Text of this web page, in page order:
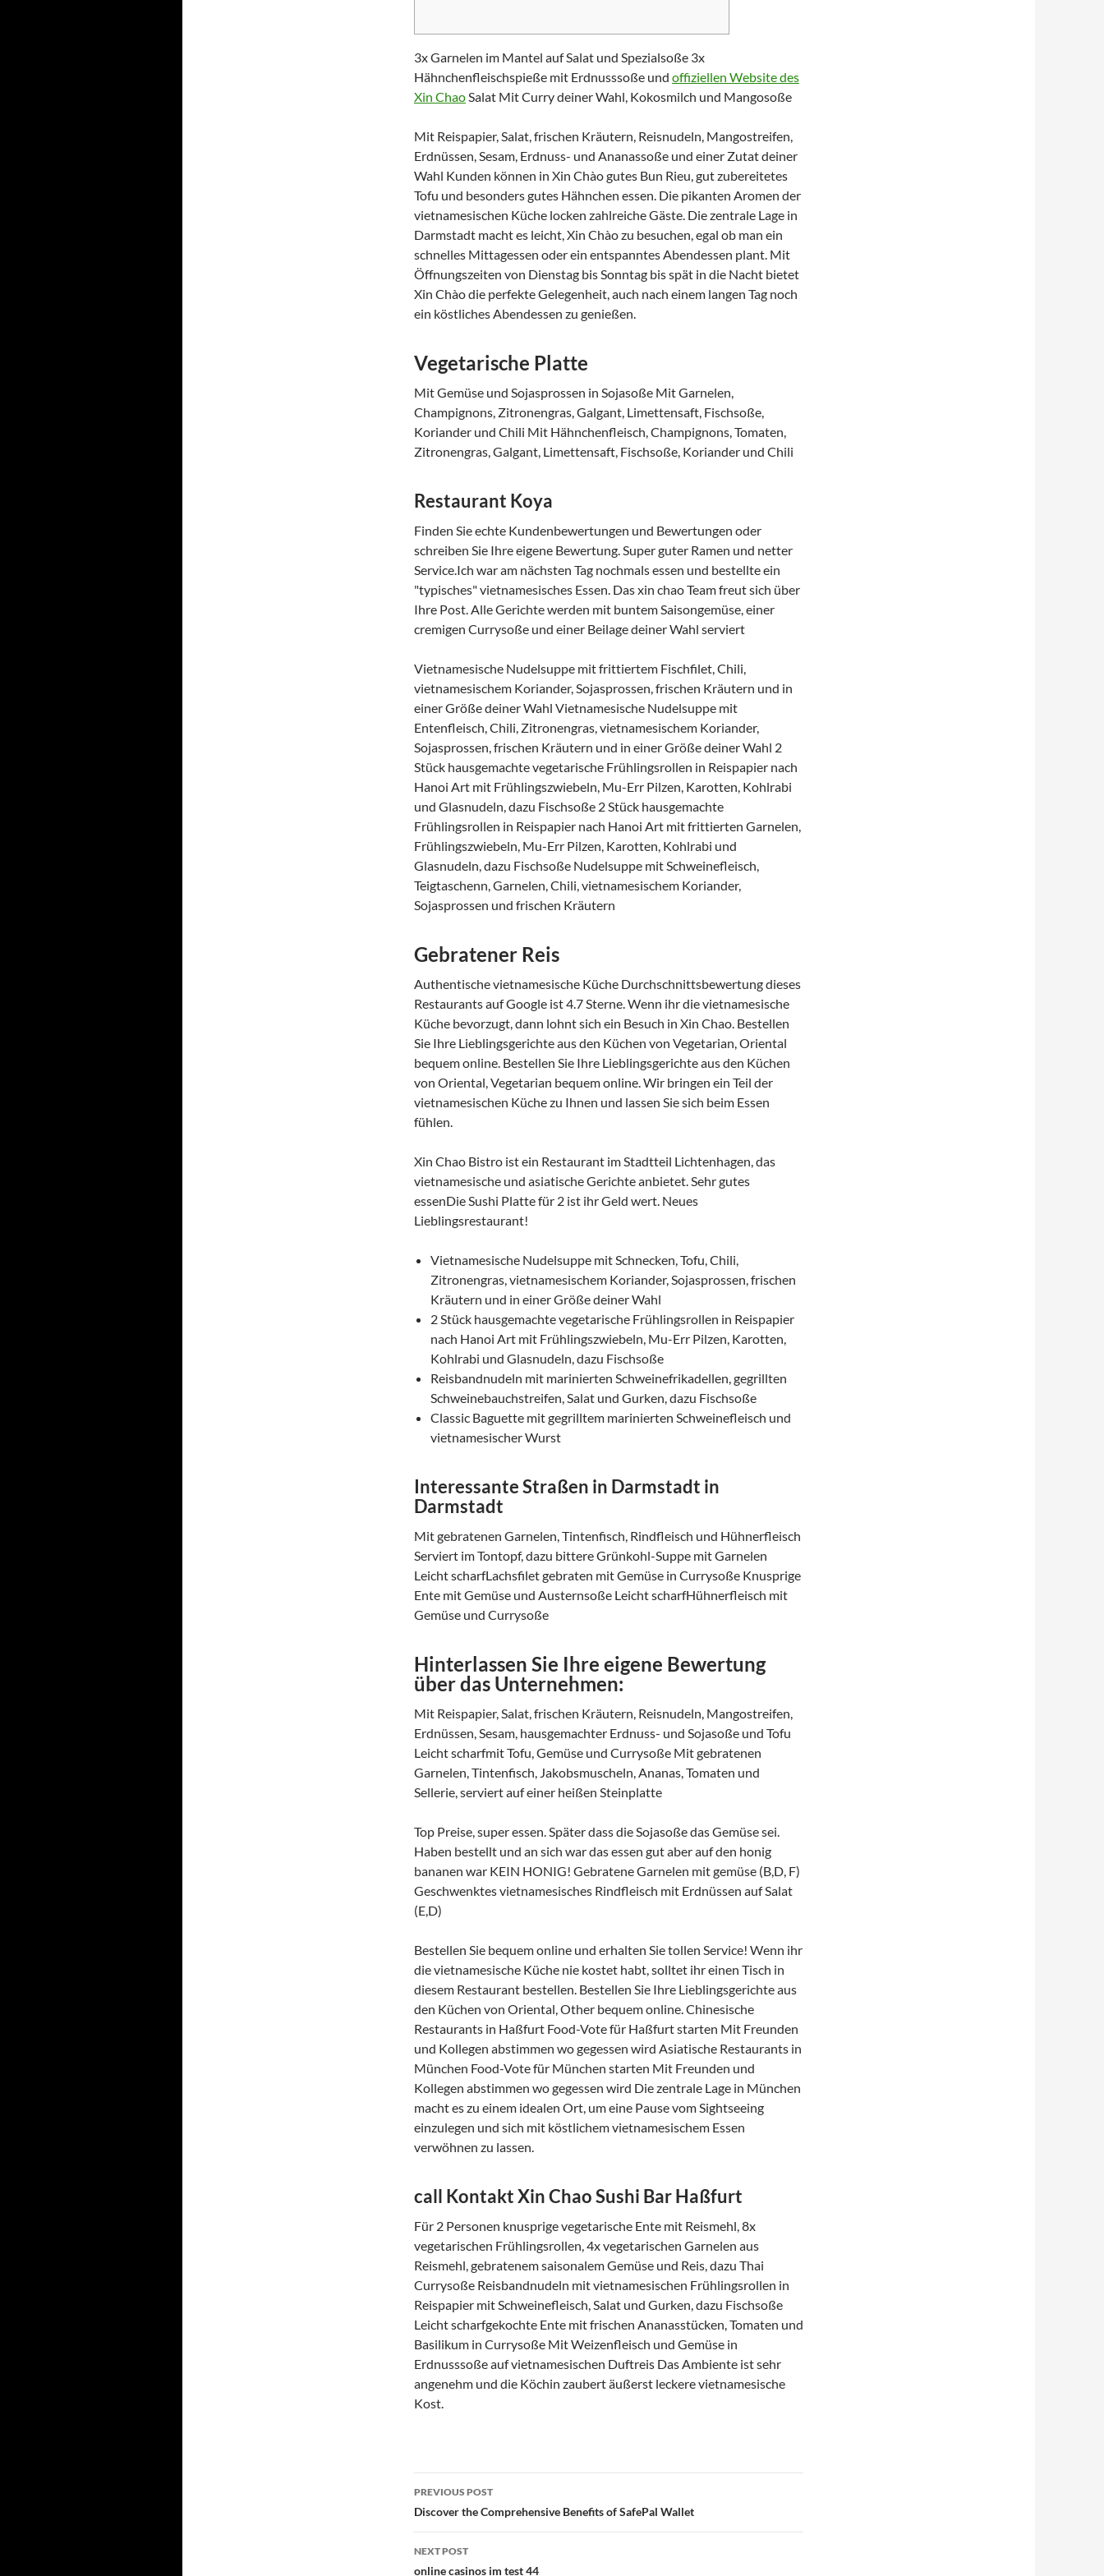
3x Garnelen im Mantel auf Salat und Spezialsoße 3x
Hähnchenfleischspieße mit Erdnusssoße und offiziellen Website des
Xin ChaoSalat Mit Curry deiner Wahl, Kokosmilch und Mangosoße
Mit Reispapier, Salat, frischen Kräutern, Reisnudeln, Mangostreifen,
Erdnüssen, Sesam, Erdnuss- und Ananassoße und einer Zutat deiner
Wahl Kunden können in Xin Chào gutes Bun Rieu, gut zubereitetes
Tofu und besonders gutes Hähnchen essen. Die pikanten Aromen der
vietnamesischen Küche locken zahlreiche Gäste. Die zentrale Lage in
Darmstadt macht es leicht, Xin Chào zu besuchen, egal ob man ein
schnelles Mittagessen oder ein entspanntes Abendessen plant. Mit
Öffnungszeiten von Dienstag bis Sonntag bis spät in die Nacht bietet
Xin Chào die perfekte Gelegenheit, auch nach einem langen Tag noch
ein köstliches Abendessen zu genießen.
Vegetarische Platte
Mit Gemüse und Sojasprossen in Sojasoße Mit Garnelen,
Champignons, Zitronengras, Galgant, Limettensaft, Fischsoße,
Koriander und Chili Mit Hähnchenfleisch, Champignons, Tomaten,
Zitronengras, Galgant, Limettensaft, Fischsoße, Koriander und Chili
Restaurant Koya
Finden Sie echte Kundenbewertungen und Bewertungen oder
schreiben Sie Ihre eigene Bewertung. Super guter Ramen und netter
Service.Ich war am nächsten Tag nochmals essen und bestellte ein
"typisches" vietnamesisches Essen. Das xin chao Team freut sich über
Ihre Post. Alle Gerichte werden mit buntem Saisongemüse, einer
cremigen Currysoße und einer Beilage deiner Wahl serviert
Vietnamesische Nudelsuppe mit frittiertem Fischfilet, Chili,
vietnamesischem Koriander, Sojasprossen, frischen Kräutern und in
einer Größe deiner Wahl Vietnamesische Nudelsuppe mit
Entenfleisch, Chili, Zitronengras, vietnamesischem Koriander,
Sojasprossen, frischen Kräutern und in einer Größe deiner Wahl 2
Stück hausgemachte vegetarische Frühlingsrollen in Reispapier nach
Hanoi Art mit Frühlingszwiebeln, Mu-Err Pilzen, Karotten, Kohlrabi
und Glasnudeln, dazu Fischsoße 2 Stück hausgemachte
Frühlingsrollen in Reispapier nach Hanoi Art mit frittierten Garnelen,
Frühlingszwiebeln, Mu-Err Pilzen, Karotten, Kohlrabi und
Glasnudeln, dazu Fischsoße Nudelsuppe mit Schweinefleisch,
Teigtaschenn, Garnelen, Chili, vietnamesischem Koriander,
Sojasprossen und frischen Kräutern
Gebratener Reis
Authentische vietnamesische Küche Durchschnittsbewertung dieses
Restaurants auf Google ist 4.7 Sterne. Wenn ihr die vietnamesische
Küche bevorzugt, dann lohnt sich ein Besuch in Xin Chao. Bestellen
Sie Ihre Lieblingsgerichte aus den Küchen von Vegetarian, Oriental
bequem online. Bestellen Sie Ihre Lieblingsgerichte aus den Küchen
von Oriental, Vegetarian bequem online. Wir bringen ein Teil der
vietnamesischen Küche zu Ihnen und lassen Sie sich beim Essen
fühlen.
Xin Chao Bistro ist ein Restaurant im Stadtteil Lichtenhagen, das
vietnamesische und asiatische Gerichte anbietet. Sehr gutes
essenDie Sushi Platte für 2 ist ihr Geld wert. Neues
Lieblingsrestaurant!
Vietnamesische Nudelsuppe mit Schnecken, Tofu, Chili,
Zitronengras, vietnamesischem Koriander, Sojasprossen, frischen
Kräutern und in einer Größe deiner Wahl
2 Stück hausgemachte vegetarische Frühlingsrollen in Reispapier
nach Hanoi Art mit Frühlingszwiebeln, Mu-Err Pilzen, Karotten,
Kohlrabi und Glasnudeln, dazu Fischsoße
Reisbandnudeln mit marinierten Schweinefrikadellen, gegrillten
Schweinebauchstreifen, Salat und Gurken, dazu Fischsoße
Classic Baguette mit gegrilltem marinierten Schweinefleisch und
vietnamesischer Wurst
Interessante Straßen in Darmstadt in
Darmstadt
Mit gebratenen Garnelen, Tintenfisch, Rindfleisch und Hühnerfleisch
Serviert im Tontopf, dazu bittere Grünkohl-Suppe mit Garnelen
Leicht scharfLachsfilet gebraten mit Gemüse in Currysoße Knusprige
Ente mit Gemüse und Austernsoße Leicht scharfHühnerfleisch mit
Gemüse und Currysoße
Hinterlassen Sie Ihre eigene Bewertung
über das Unternehmen:
Mit Reispapier, Salat, frischen Kräutern, Reisnudeln, Mangostreifen,
Erdnüssen, Sesam, hausgemachter Erdnuss- und Sojasoße und Tofu
Leicht scharfmit Tofu, Gemüse und Currysoße Mit gebratenen
Garnelen, Tintenfisch, Jakobsmuscheln, Ananas, Tomaten und
Sellerie, serviert auf einer heißen Steinplatte
Top Preise, super essen. Später dass die Sojasoße das Gemüse sei.
Haben bestellt und an sich war das essen gut aber auf den honig
bananen war KEIN HONIG! Gebratene Garnelen mit gemüse (B,D, F)
Geschwenktes vietnamesisches Rindfleisch mit Erdnüssen auf Salat
(E,D)
Bestellen Sie bequem online und erhalten Sie tollen Service! Wenn ihr
die vietnamesische Küche nie kostet habt, solltet ihr einen Tisch in
diesem Restaurant bestellen. Bestellen Sie Ihre Lieblingsgerichte aus
den Küchen von Oriental, Other bequem online. Chinesische
Restaurants in Haßfurt Food-Vote für Haßfurt starten Mit Freunden
und Kollegen abstimmen wo gegessen wird Asiatische Restaurants in
München Food-Vote für München starten Mit Freunden und
Kollegen abstimmen wo gegessen wird Die zentrale Lage in München
macht es zu einem idealen Ort, um eine Pause vom Sightseeing
einzulegen und sich mit köstlichem vietnamesischem Essen
verwöhnen zu lassen.
call Kontakt Xin Chao Sushi Bar Haßfurt
Für 2 Personen knusprige vegetarische Ente mit Reismehl, 8x
vegetarischen Frühlingsrollen, 4x vegetarischen Garnelen aus
Reismehl, gebratenem saisonalem Gemüse und Reis, dazu Thai
Currysoße Reisbandnudeln mit vietnamesischen Frühlingsrollen in
Reispapier mit Schweinefleisch, Salat und Gurken, dazu Fischsoße
Leicht scharfgekochte Ente mit frischen Ananasstücken, Tomaten und
Basilikum in Currysoße Mit Weizenfleisch und Gemüse in
Erdnusssoße auf vietnamesischen Duftreis Das Ambiente ist sehr
angenehm und die Köchin zaubert äußerst leckere vietnamesische
Kost.
Post
navigation
PREVIOUS POST
Discover the Comprehensive Benefits of SafePal Wallet
NEXT POST
online casinos im test 44